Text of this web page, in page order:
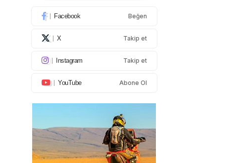
Facebook Beğen
X Takip et
Instagram Takip et
YouTube Abone Ol